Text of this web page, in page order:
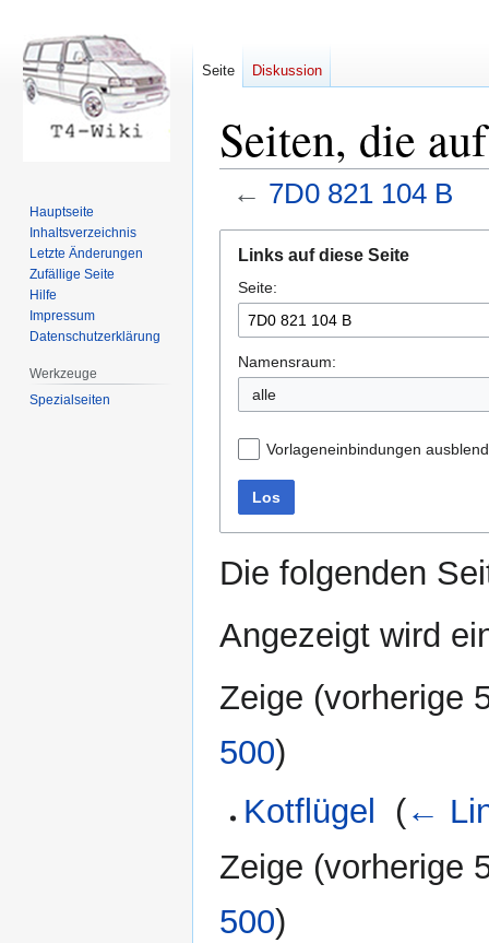
Seiten, die
← 7D0 821 104 B
Navigation
springen
Suche
springen
Links auf diese Seite
Seite:
Namensraum:
Vorlageneinbindungen
Los
Die folgenden
Angezeigt wird
Zeige (vorherige
500)
Kotflügel
(←
Zeige (vorherige
500)
Seite Diskussion
Hauptseite
Inhaltsverzeichnis
Letzte Änderungen
Zufällige Seite
Hilfe
Impressum
Datenschutzerklärung
Werkzeuge
Spezialseiten